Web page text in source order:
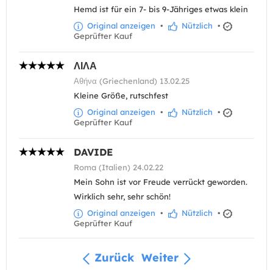
Hemd ist für ein 7- bis 9-Jähriges etwas klein
Original anzeigen • Nützlich •
Geprüfter Kauf
ΛΙΛΑ
Αθήνα (Griechenland) 13.02.25
Kleine Größe, rutschfest
Original anzeigen • Nützlich •
Geprüfter Kauf
DAVIDE
Roma (Italien) 24.02.22
Mein Sohn ist vor Freude verrückt geworden.
Wirklich sehr, sehr schön!
Original anzeigen • Nützlich •
Geprüfter Kauf
Zurück Weiter